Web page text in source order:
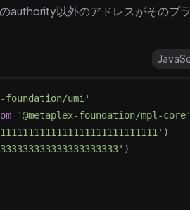
authority以外のアドレスがそのプ
foundation/umi'
'@metaplex-foundation/mpl-core'
)
)